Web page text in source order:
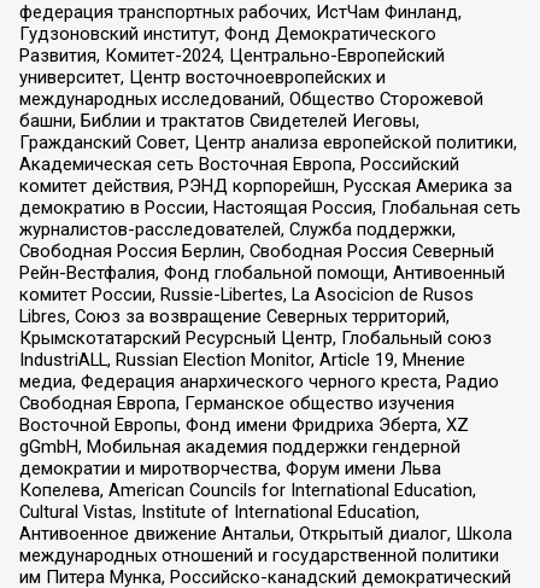
федерация транспортных рабочих, ИстЧам Финланд,
Гудзоновский институт, Фонд Демократического
Развития, Комитет-2024, Центрально-Европейский
университет, Центр восточноевропейских и
международных исследований, Общество Сторожевой
башни, Библии и трактатов Свидетелей Иеговы,
Гражданский Совет, Центр анализа европейской политики,
Академическая сеть Восточная Европа, Российский
комитет действия, РЭНД корпорейшн, Русская Америка за
демократию в России, Настоящая Россия, Глобальная сеть
журналистов-расследователей, Служба поддержки,
Свободная Россия Берлин, Свободная Россия Северный
Рейн-Вестфалия, Фонд глобальной помощи, Антивоенный
комитет России, Russie-Libertes, La Asocicion de Rusos
Libres, Союз за возвращение Северных территорий,
Крымскотатарский Ресурсный Центр, Глобальный союз
IndustriALL, Russian Election Monitor, Article 19, Мнение
медиа, Федерация анархического черного креста, Радио
Свободная Европа, Германское общество изучения
Восточной Европы, Фонд имени Фридриха Эберта, XZ
gGmbH, Мобильная академия поддержки гендерной
демократии и миротворчества, Форум имени Льва
Копелева, American Councils for International Education,
Cultural Vistas, Institute of International Education,
Антивоенное движение Антальи, Открытый диалог, Школа
международных отношений и государственной политики
им Питера Мунка, Российско-канадский демократический